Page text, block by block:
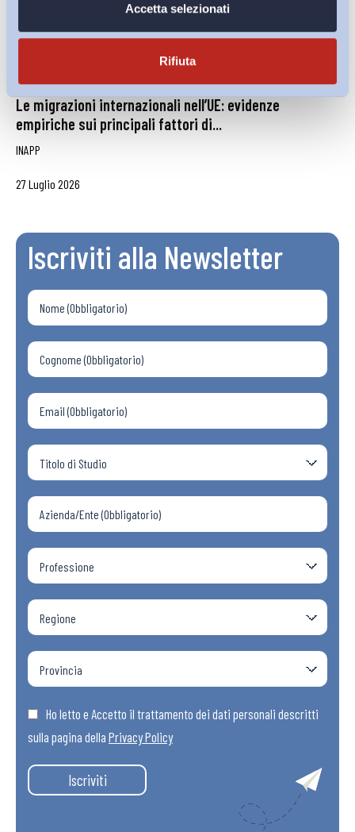
Accetta selezionati
Rifiuta
Le migrazioni internazionali nell’UE: evidenze
empiriche sui principali fattori di...
INAPP
27 Luglio 2026
Iscriviti alla Newsletter
Ho letto e Accetto il trattamento dei dati personali descritti
sulla pagina della Privacy Policy
Iscriviti